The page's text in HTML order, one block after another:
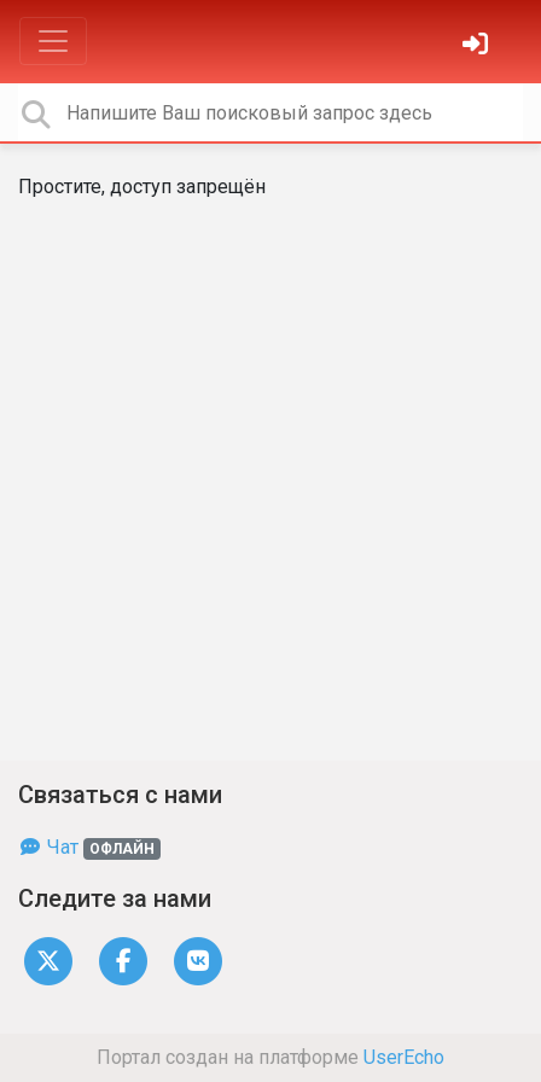
Простите, доступ запрещён
Связаться с нами
Чат ОФЛАЙН
Следите за нами
Портал создан на платформе UserEcho